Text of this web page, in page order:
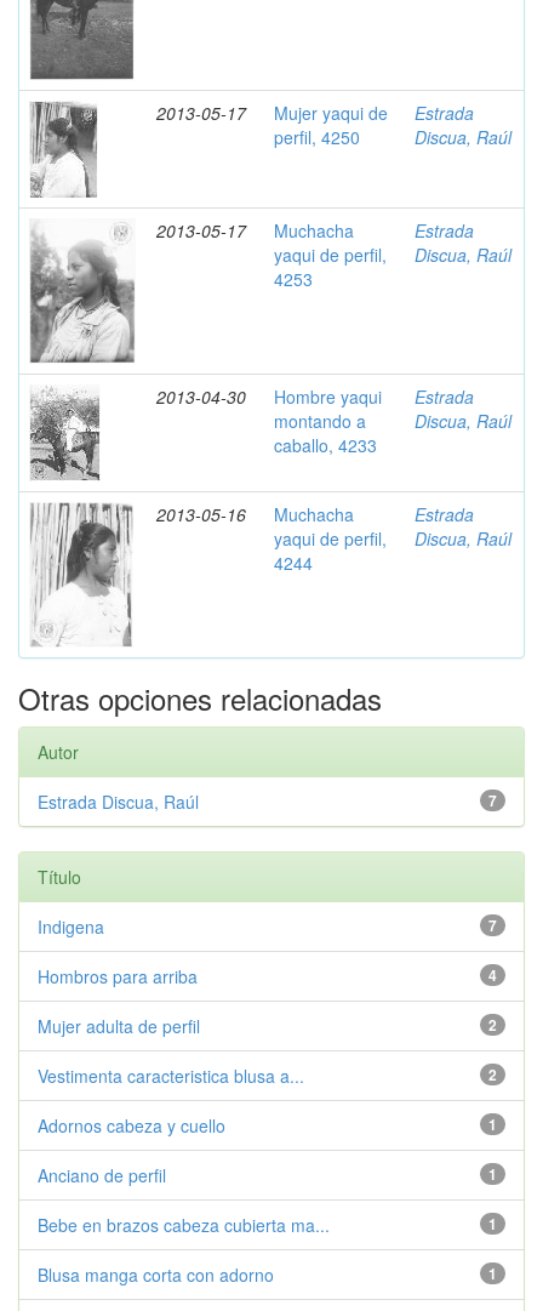
2013-05-17
Mujer yaqui de
perfil, 4250
Estrada
Discua, Raúl
2013-05-17
Muchacha
yaqui de perfil,
4253
Estrada
Discua, Raúl
2013-04-30
Hombre yaqui
montando a
caballo, 4233
Estrada
Discua, Raúl
2013-05-16
Muchacha
yaqui de perfil,
4244
Estrada
Discua, Raúl
Otras opciones relacionadas
Autor
7
Estrada Discua, Raúl
Título
7
Indigena
4
Hombros para arriba
2
Mujer adulta de perfil
2
Vestimenta caracteristica blusa a...
1
Adornos cabeza y cuello
1
Anciano de perfil
1
Bebe en brazos cabeza cubierta ma...
1
Blusa manga corta con adorno